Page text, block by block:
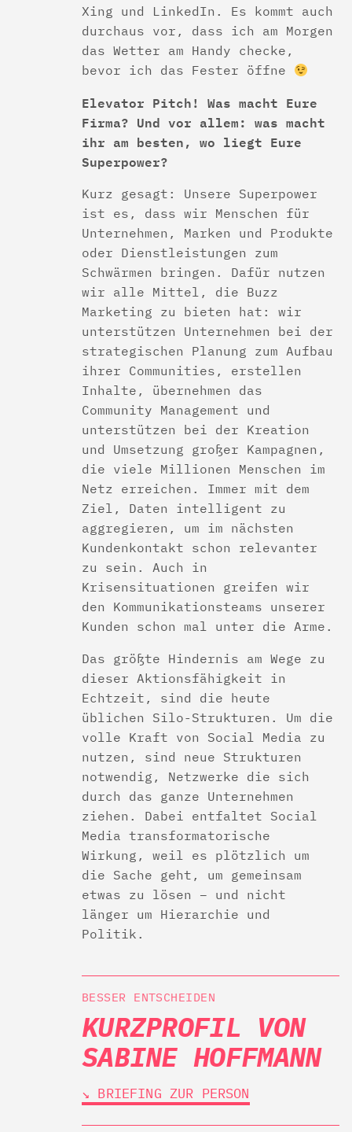
Xing und LinkedIn. Es kommt auch
durchaus vor, dass ich am Morgen
das Wetter am Handy checke,
bevor ich das Fester öffne
Elevator Pitch! Was macht Eure
Firma? Und vor allem: was macht
ihr am besten, wo liegt Eure
Superpower?
Kurz gesagt: Unsere Superpower
ist es, dass wir Menschen für
Unternehmen, Marken und Produkte
oder Dienstleistungen zum
Schwärmen bringen. Dafür nutzen
wir alle Mittel, die Buzz
Marketing zu bieten hat: wir
unterstützen Unternehmen bei der
strategischen Planung zum Aufbau
ihrer Communities, erstellen
Inhalte, übernehmen das
Community Management und
unterstützen bei der Kreation
und Umsetzung großer Kampagnen,
die viele Millionen Menschen im
Netz erreichen. Immer mit dem
Ziel, Daten intelligent zu
aggregieren, um im nächsten
Kundenkontakt schon relevanter
zu sein. Auch in
Krisensituationen greifen wir
den Kommunikationsteams unserer
Kunden schon mal unter die Arme.
Das größte Hindernis am Wege zu
dieser Aktionsfähigkeit in
Echtzeit, sind die heute
üblichen Silo-Strukturen. Um die
volle Kraft von Social Media zu
nutzen, sind neue Strukturen
notwendig, Netzwerke die sich
durch das ganze Unternehmen
ziehen. Dabei entfaltet Social
Media transformatorische
Wirkung, weil es plötzlich um
die Sache geht, um gemeinsam
etwas zu lösen – und nicht
länger um Hierarchie und
Politik.
BESSER ENTSCHEIDEN
KURZPROFIL VON
SABINE HOFFMANN
↘︎ BRIEFING ZUR PERSON